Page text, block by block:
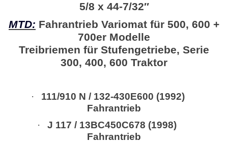
5/8 x 44-7/32″
MTD: Fahrantrieb Variomat für 500, 600 +
700er Modelle
Treibriemen für Stufengetriebe, Serie
300, 400, 600 Traktor
·
111/910 N / 132-430E600 (1992)
Fahrantrieb
·
J 117 / 13BC450C678 (1998)
Fahrantrieb